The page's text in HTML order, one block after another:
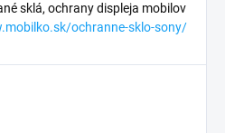
sklá, ochrany displeja mobilov
ochranne-sklo-sony/